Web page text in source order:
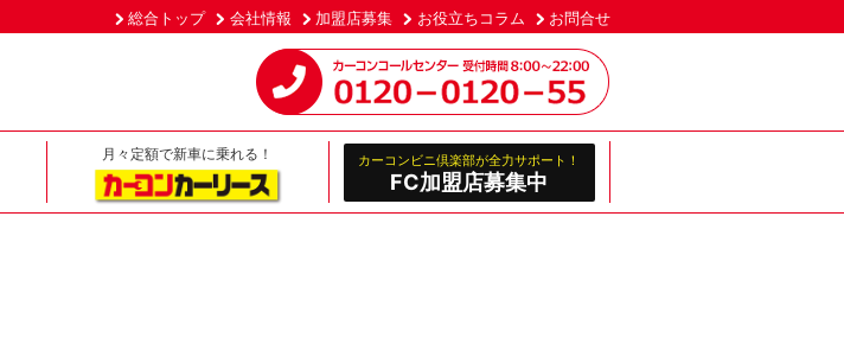
総合トップ 会社情報 加盟店募集 お役立ちコラム お問合せ
月々定額で新車に乗れる！ カーコンビニ倶楽部が全力サポート！
FC加盟店募集中